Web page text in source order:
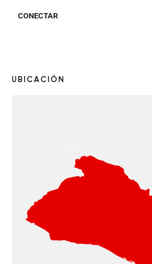
CONECTAR
UBICACIÓN